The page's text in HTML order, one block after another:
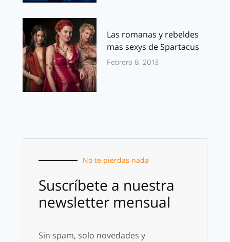
Las romanas y rebeldes
mas sexys de Spartacus
Febrero 8, 2013
No te pierdas nada
Suscríbete a nuestra
newsletter mensual
Sin spam, solo novedades y